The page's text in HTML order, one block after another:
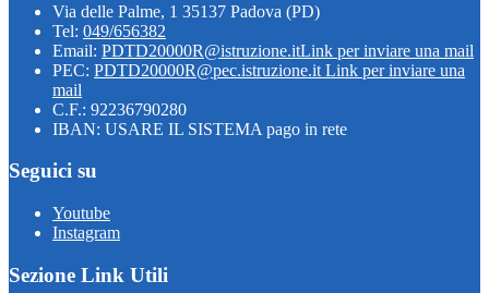
Via delle Palme, 1 35137 Padova (PD)
Tel: 049/656382
Email: PDTD20000R@istruzione.itLink per inviare una mail
PEC: PDTD20000R@pec.istruzione.it Link per inviare una
mail
C.F.: 92236790280
IBAN: USARE IL SISTEMA pago in rete
Seguici su
Youtube
Instagram
Sezione Link Utili